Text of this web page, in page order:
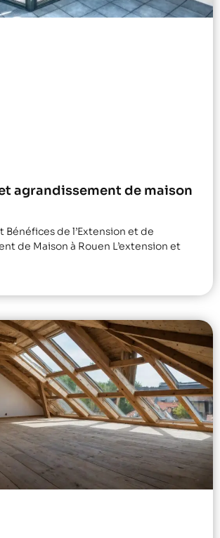
agrandissement de maison
Bénéfices de l’Extension et de
de Maison à Rouen L’extension et